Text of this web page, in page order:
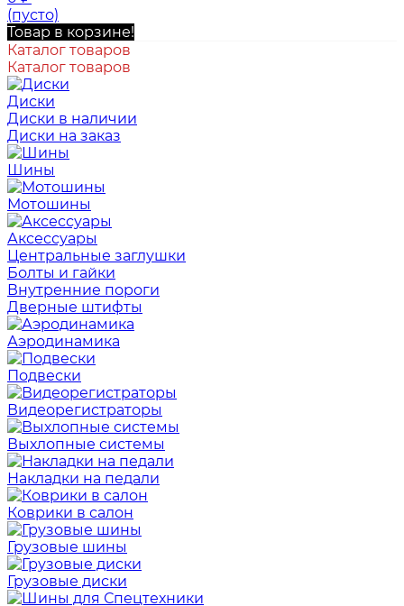
(пусто)
Товар в корзине!
Каталог товаров
Каталог товаров
Диски
Диски в наличии
Диски на заказ
Шины
Мотошины
Аксессуары
Центральные заглушки
Болты и гайки
Внутренние пороги
Дверные штифты
Аэродинамика
Подвески
Видеорегистраторы
Выхлопные системы
Накладки на педали
Коврики в салон
Грузовые шины
Грузовые диски